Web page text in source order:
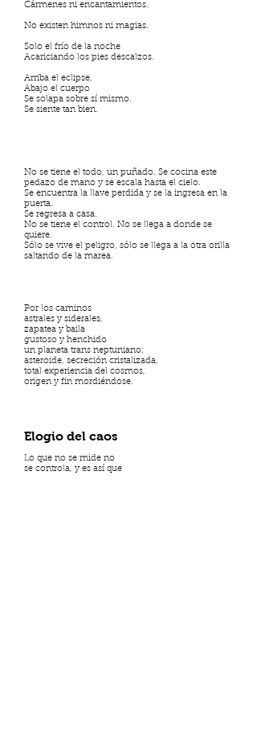
Cármenes ni encantamientos.
No existen himnos ni magias.
Solo el frío de la noche
Acariciando los pies descalzos.
Arriba el eclipse,
Abajo el cuerpo
Se solapa sobre sí mismo.
Se siente tan bien.
No se tiene el todo, un puñado. Se cocina este
pedazo de mano y se escala hasta el cielo.
Se encuentra la llave perdida y se la ingresa en la
puerta.
Se regresa a casa.
No se tiene el control. No se llega a donde se
quiere.
Sólo se vive el peligro, sólo se llega a la otra orilla
saltando de la marea.
Por los caminos
astrales y siderales,
zapatea y baila
gustoso y henchido
un planeta trans neptuniano;
asteroide, secreción cristalizada,
total experiencia del cosmos,
origen y fin mordiéndose.
Elogio del caos
Lo que no se mide no
se controla, y es así que